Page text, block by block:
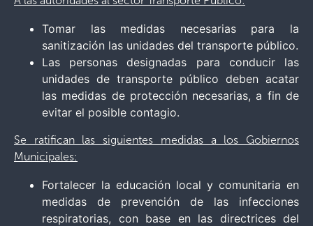
Tomar las medidas necesarias para la
sanitización las unidades del transporte público.
Las personas designadas para conducir las
unidades de transporte público deben acatar
las medidas de protección necesarias, a fin de
evitar el posible contagio.
Se ratifican las siguientes medidas a los Gobiernos
Municipales:
Fortalecer la educación local y comunitaria en
medidas de prevención de las infecciones
respiratorias, con base en las directrices del